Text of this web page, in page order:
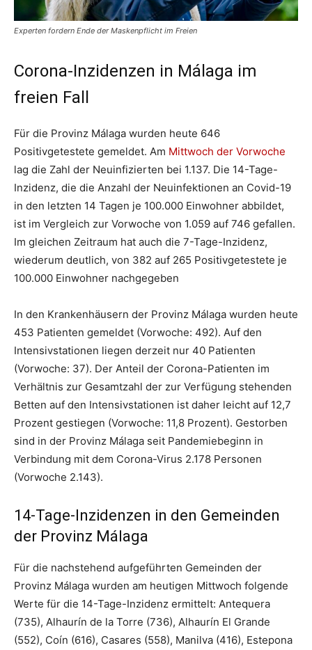
Experten fordern Ende der Maskenpflicht im Freien
Corona-Inzidenzen in Málaga im
freien Fall
Für die Provinz Málaga wurden heute 646
Positivgetestete gemeldet. Am Mittwoch der Vorwoche
lag die Zahl der Neuinfizierten bei 1.137. Die 14-Tage-
Inzidenz, die die Anzahl der Neuinfektionen an Covid-19
in den letzten 14 Tagen je 100.000 Einwohner abbildet,
ist im Vergleich zur Vorwoche von 1.059 auf 746 gefallen.
Im gleichen Zeitraum hat auch die 7-Tage-Inzidenz,
wiederum deutlich, von 382 auf 265 Positivgetestete je
100.000 Einwohner nachgegeben
In den Krankenhäusern der Provinz Málaga wurden heute
453 Patienten gemeldet (Vorwoche: 492). Auf den
Intensivstationen liegen derzeit nur 40 Patienten
(Vorwoche: 37). Der Anteil der Corona-Patienten im
Verhältnis zur Gesamtzahl der zur Verfügung stehenden
Betten auf den Intensivstationen ist daher leicht auf 12,7
Prozent gestiegen (Vorwoche: 11,8 Prozent). Gestorben
sind in der Provinz Málaga seit Pandemiebeginn in
Verbindung mit dem Corona-Virus 2.178 Personen
(Vorwoche 2.143).
14-Tage-Inzidenzen in den Gemeinden
der Provinz Málaga
Für die nachstehend aufgeführten Gemeinden der
Provinz Málaga wurden am heutigen Mittwoch folgende
Werte für die 14-Tage-Inzidenz ermittelt: Antequera
(735), Alhaurín de la Torre (736), Alhaurín El Grande
(552), Coín (616), Casares (558), Manilva (416), Estepona